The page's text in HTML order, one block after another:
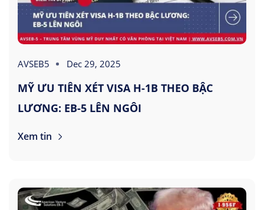
AVSEB5 Dec 29, 2025
MỸ ƯU TIÊN XÉT VISA H-1B THEO BẬC
LƯƠNG: EB-5 LÊN NGÔI
Xem tin